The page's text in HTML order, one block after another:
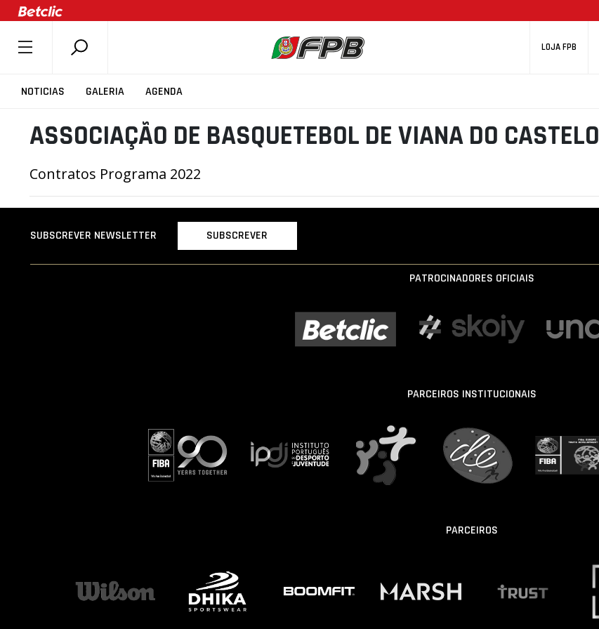
LOJA FPB
NOTICIAS GALERIA AGENDA
SOBRE A FPB
ÚLTIMAS
ASSOCIAÇÕES
CLUBES
AGENTES
AGENDA
ASSOCIAÇÃO DE BASQUETEBOL DE VIANA DO CASTELO
Contratos Programa 2022
SUBSCREVER NEWSLETTER SUBSCREVER
PATROCINADORES OFICIAIS
PARCEIROS INSTITUCIONAIS
PARCEIROS